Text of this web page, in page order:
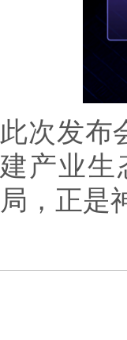
此次发布
建产业生
局，正是